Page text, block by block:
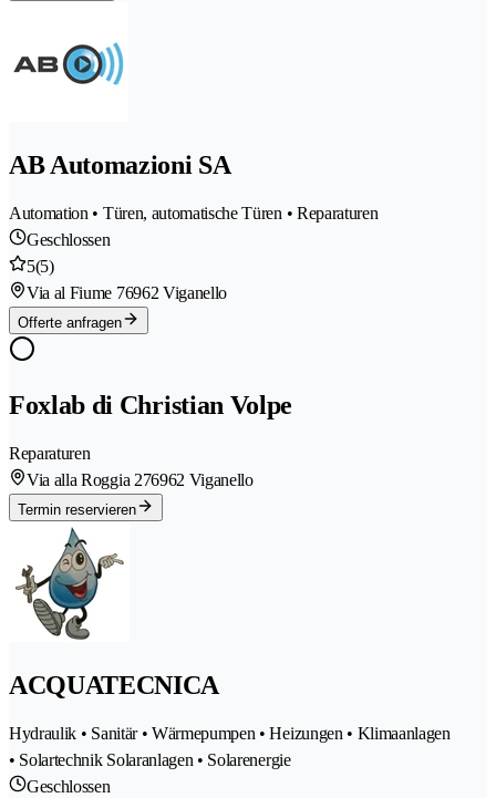
AB Automazioni SA
Automation • Türen, automatische Türen • Reparaturen
Geschlossen
5(5)
Via al Fiume 76962 Viganello
Offerte anfragen
Foxlab di Christian Volpe
Reparaturen
Via alla Roggia 276962 Viganello
Termin reservieren
ACQUATECNICA
Hydraulik • Sanitär • Wärmepumpen • Heizungen • Klimaanlagen
• Solartechnik Solaranlagen • Solarenergie
Geschlossen